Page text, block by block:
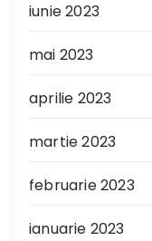
iunie 2023
mai 2023
aprilie 2023
martie 2023
februarie 2023
ianuarie 2023